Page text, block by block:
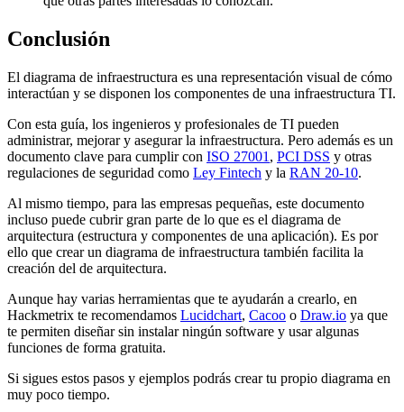
Conclusión
El diagrama de infraestructura es una representación visual de cómo
interactúan y se disponen los componentes de una infraestructura TI.
Con esta guía, los ingenieros y profesionales de TI pueden
administrar, mejorar y asegurar la infraestructura. Pero además es un
documento clave para cumplir con ISO 27001 , PCI DSS y otras
regulaciones de seguridad como Ley Fintech y la RAN 20-10.
Al mismo tiempo, para las empresas pequeñas, este documento
incluso puede cubrir gran parte de lo que es el diagrama de
arquitectura (estructura y componentes de una aplicación). Es por
ello que crear un diagrama de infraestructura también facilita la
creación del de arquitectura.
Aunque hay varias herramientas que te ayudarán a crearlo, en
Hackmetrix te recomendamos Lucidchart, Cacoo o Draw.io ya que
te permiten diseñar sin instalar ningún software y usar algunas
funciones de forma gratuita.
Si sigues estos pasos y ejemplos podrás crear tu propio diagrama en
muy poco tiempo.